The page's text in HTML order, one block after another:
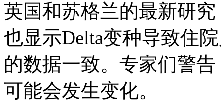
英国和苏格兰的最新研
也显示Delta变种导致住
的数据一致。专家们警
可能会发生变化。